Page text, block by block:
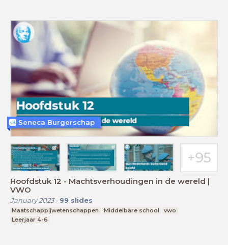
Hoofdstuk 12 - Machtsverhoudingen in de wereld |
VWO
January 2023- 99 slides
Maatschappijwetenschappen Middelbare school
vwo
Leerjaar 4-6
Seneca Burgerschap